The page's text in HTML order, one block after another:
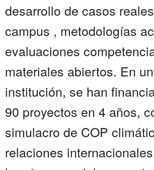
desarrollo de casos
campus , metodologías
evaluaciones
materiales abiertos. En
institución, se han
90 proyectos en 4 años,
simulacro de COP
relaciones